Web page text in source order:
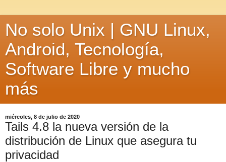
No solo Unix | GNU Linux,
Android, Tecnología,
Software Libre y mucho
más
miércoles, 8 de julio de 2020
Tails 4.8 la nueva versión de la
distribución de Linux que asegura tu
privacidad